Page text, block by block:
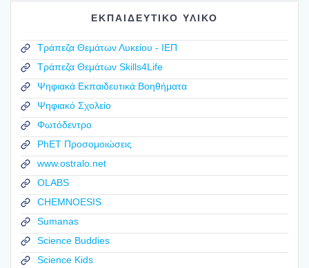
ΕΚΠΑΙΔΕΥΤΙΚΟ ΥΛΙΚΟ
Τράπεζα Θεμάτων Λυκείου - ΙΕΠ
Τράπεζα Θεμάτων Skills4Life
Ψηφιακά Εκπαιδευτικά Βοηθήματα
Ψηφιακό Σχολείο
Φωτόδεντρο
PhET Προσομοιώσεις
www.ostralo.net
OLABS
CHEMNOESIS
Sumanas
Science Buddies
Science Kids